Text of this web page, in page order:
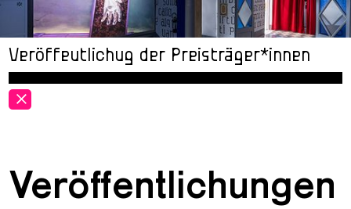
Veröffeutlichug der Preisträger*innen
Veröffentlichungen